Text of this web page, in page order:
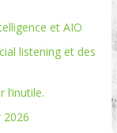
et AIO
listening et des
2026